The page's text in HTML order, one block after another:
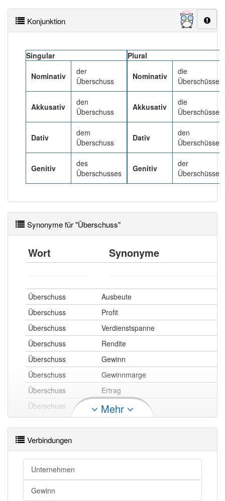
aber mit einem
anderen Artikel
92% unserer Spielapp-Nutzer haben den Artikel
korrekt erraten.
Konjunktion
Singular
Nominativ
der
Überschuss
Akkusativ
den
Überschuss
Dativ
dem
Überschuss
Genitiv
des
Überschusses
Plural
Nominativ
die
Überschüsse
Akkusativ
die
Überschüsse
Dativ
den
Überschüssen
Genitiv
der
Überschüsse
Synonyme für "Überschuss"
Wort Synonyme
Überschuss
Ausbeute
Überschuss
Profit
Überschuss
Verdienstspanne
Überschuss
Rendite
Überschuss
Gewinn
Überschuss
Gewinnmarge
Überschuss
Ertrag
Überschuss
Erlös
Überschuss
Überschuss
Wertzuwachs
Überschuss
Mehr
Verbindungen
Unternehmen
Gewinn